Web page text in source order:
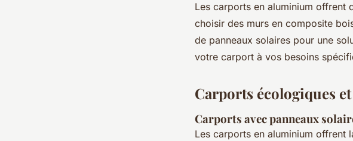
Les carports en aluminium offrent
choisir des murs en composite
de panneaux solaires pour une
votre carport à vos besoins
Carports écologiques
Carports avec panneaux
Les carports en aluminium offrent